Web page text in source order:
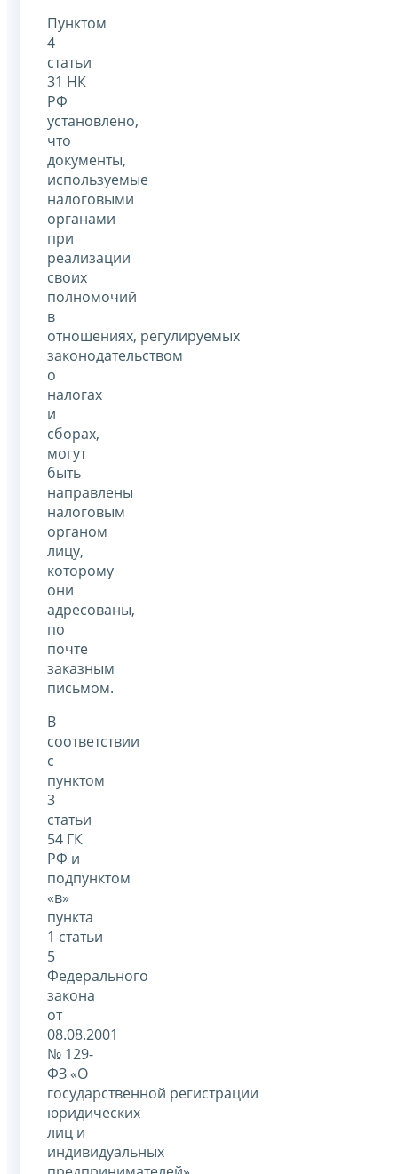
Пунктом
4
статьи
31 НК
РФ
установлено,
что
документы,
используемые
налоговыми
органами
при
реализации
своих
полномочий
в
отношениях, регулируемых
законодательством
о
налогах
и
сборах,
могут
быть
направлены
налоговым
органом
лицу,
которому
они
адресованы,
по
почте
заказным
письмом.
В
соответствии
с
пунктом
3
статьи
54 ГК
РФ и
подпунктом
«в»
пункта
1 статьи
5
Федерального
закона
от
08.08.2001
№ 129-
ФЗ «О
государственной регистрации
юридических
лиц и
индивидуальных